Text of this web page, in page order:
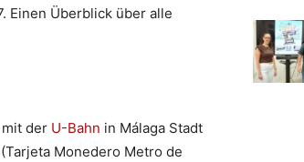
Einen Überblick über alle
der U-Bahn in Málaga Stadt
Monedero Metro de